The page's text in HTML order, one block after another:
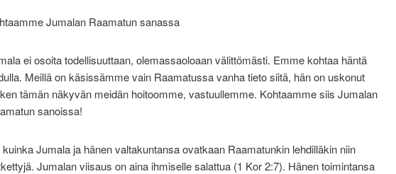
Jumalan Raamatun sanassa
ei osoita todellisuuttaan, olemassaoloaan välittömästi. Emme kohtaa häntä
Meillä on käsissämme vain Raamatussa vanha tieto siitä, hän on uskonut
tämän näkyvän meidän hoitoomme, vastuullemme. Kohtaamme siis Jumalan
sanoissa!
kuinka Jumala ja hänen valtakuntansa ovatkaan Raamatunkin lehdilläkin niin
Jumalan viisaus on aina ihmiselle salattua (1 Kor 2:7). Hänen toimintansa